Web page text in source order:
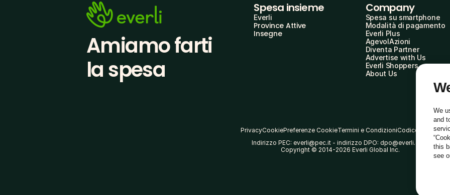
Amiamo farti
la spesa
Spesa insieme
Everli
Province Attive
Insegne
Company
Spesa su smartphone
Modalità di pagamento
Everli Plus
AgevolAzioni
Diventa Partner
Advertise with Us
Everli Shoppers
About Us
PrivacyCookiePreferenze CookieTermini e CondizioniCodice Etico
Indirizzo PEC: everli@pec.it - indirizzo DPO: dpo@everli.com
Copyright © 2014-2026 Everli Global Inc.
We
and
this
see